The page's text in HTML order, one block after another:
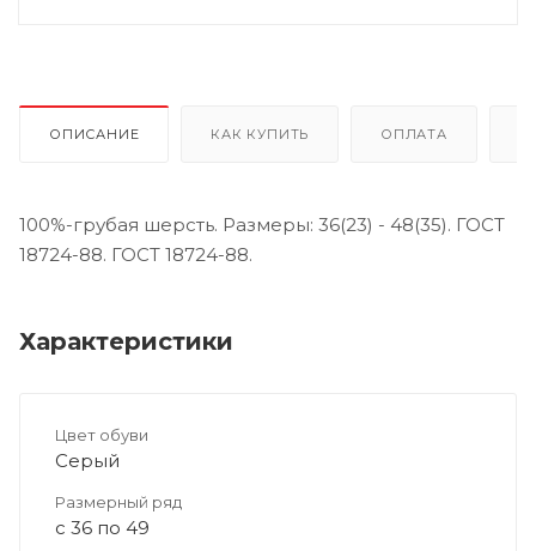
ОПИСАНИЕ КАК КУПИТЬ ОПЛАТА
100%-грубая шерсть. Размеры: 36(23) - 48(35). ГОСТ
18724-88. ГОСТ 18724-88.
Характеристики
Цвет обуви
Серый
Размерный ряд
с 36 по 49